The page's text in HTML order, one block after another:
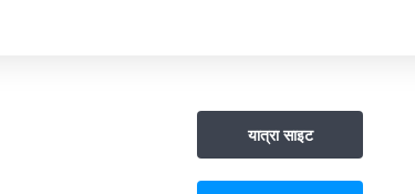
यात्रा साइट